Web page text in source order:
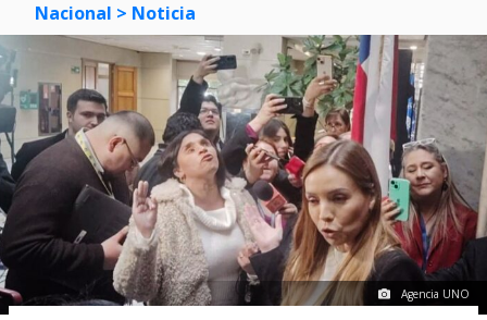
Nacional > Noticia
Agencia UNO